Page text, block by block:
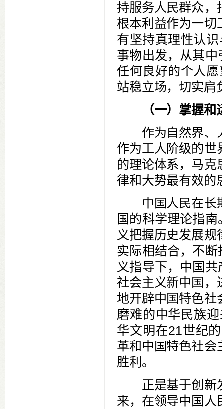
持服务人民群众，
根本利益作为一切
有坚持真理性认
事物出发，从其中
任何良好的个人
站稳立场，切实肩
（一）掌握和
作为自然界、人
作为工人阶级的世
的理论体系，马克
律和大势最有效的
中国人民在长期
国的科学理论指
义把握历史发展
实际相结合，不
义指导下，中国共
社会主义新中国，
地开辟中国特色社
磨难的中华民族
华文明在21世纪
革和中国特色社会
胜利。
正是基于创新发
来，在领导中国人